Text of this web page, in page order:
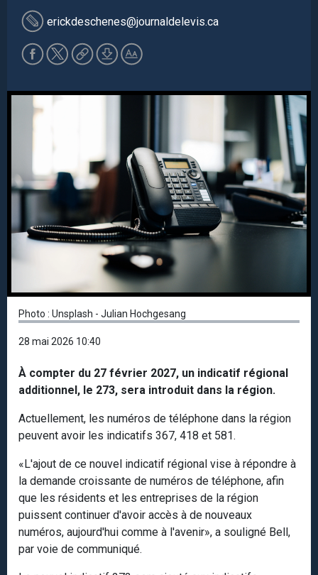
erickdeschenes@journaldelevis.ca
Photo : Unsplash - Julian Hochgesang
28 mai 2026 10:40
À compter du 27 février 2027, un indicatif régional
additionnel, le 273, sera introduit dans la région.
Actuellement, les numéros de téléphone dans la région
peuvent avoir les indicatifs 367, 418 et 581.
«L'ajout de ce nouvel indicatif régional vise à répondre à
la demande croissante de numéros de téléphone, afin
que les résidents et les entreprises de la région
puissent continuer d'avoir accès à de nouveaux
numéros, aujourd'hui comme à l'avenir», a souligné Bell,
par voie de communiqué.